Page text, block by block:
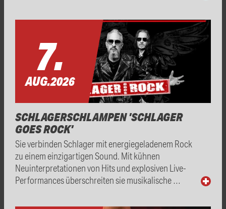
7.
AUG.2026
SCHLAGERSCHLAMPEN 'SCHLAGER
GOES ROCK'
Sie verbinden Schlager mit energiegeladenem Rock
zu einem einzigartigen Sound. Mit kühnen
Neuinterpretationen von Hits und explosiven Live-
Performances überschreiten sie musikalische …